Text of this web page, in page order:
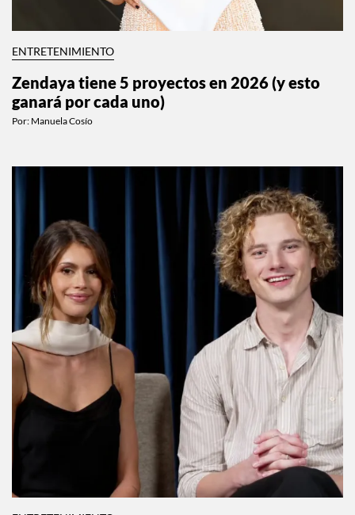
ENTRETENIMIENTO
Zendaya tiene 5 proyectos en 2026 (y esto
ganará por cada uno)
Por: Manuela Cosío